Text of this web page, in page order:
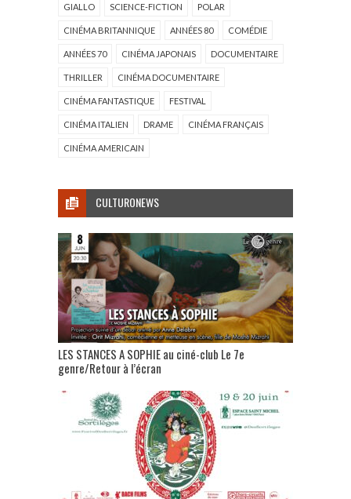
GIALLO SCIENCE-FICTION POLAR
CINÉMA BRITANNIQUE ANNÉES 80 COMÉDIE
ANNÉES 70 CINÉMA JAPONAIS DOCUMENTAIRE
THRILLER CINÉMA DOCUMENTAIRE
CINÉMA FANTASTIQUE FESTIVAL
CINÉMA ITALIEN DRAME CINÉMA FRANÇAIS
CINÉMA AMERICAIN
CULTURONEWS
LES STANCES A SOPHIE au ciné-club Le 7e
genre/Retour à l’écran